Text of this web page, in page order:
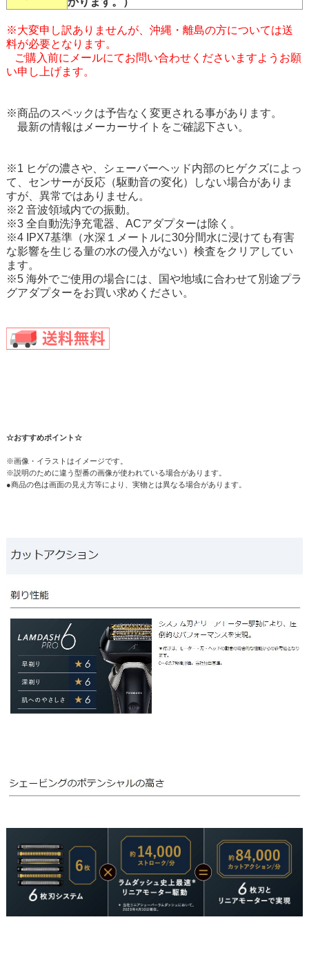
※大変申し訳ありませんが、沖縄・離島の方については送
料が必要となります。
ご購入前にメールにてお問い合わせくださいますようお願
い申し上げます。
※商品のスペックは予告なく変更される事があります。
最新の情報はメーカーサイトをご確認下さい。
※1 ヒゲの濃さや、シェーバーヘッド内部のヒゲクズによっ
て、センサーが反応（駆動音の変化）しない場合がありま
すが、異常ではありません。
※2 音波領域内での振動。
※3 全自動洗浄充電器、ACアダプターは除く。
※4 IPX7基準（水深１メートルに30分間水に浸けても有害
な影響を生じる量の水の侵入がない）検査をクリアしてい
ます。
※5 海外でご使用の場合には、国や地域に合わせて別途プラ
グアダプターをお買い求めください。
☆おすすめポイント☆
※画像・イラストはイメージです。
※説明のために違う型番の画像が使われている場合があります。
●商品の色は画面の見え方等により、実物とは異なる場合があります。